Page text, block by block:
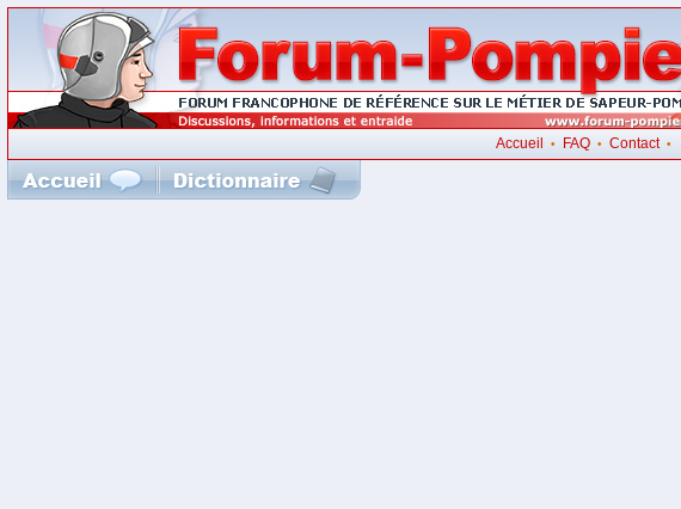
Accueil • FAQ• Contact•